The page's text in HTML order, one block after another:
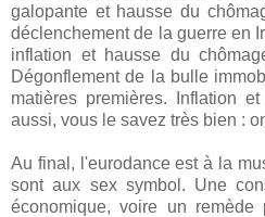
galopante et hausse du
déclenchement de la guerre en
inflation et hausse du
Dégonflement de la bulle
matières premières. Inflation
aussi, vous le savez très bien :
Au final, l'eurodance est à la
sont aux sex symbol. Une
économique, voire un remède